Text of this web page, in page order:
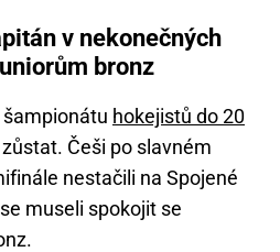
v nekonečných
bronz
hokejistů do 20
Češi po slavném
nestačili na Spojené
museli spokojit se